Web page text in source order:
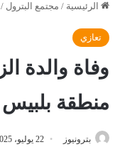
الرئيسية / مجتمع البترول /
تعازي
وفاة والدة
منطقة بلبيس
بترونيوز 22 يوليو، 2025